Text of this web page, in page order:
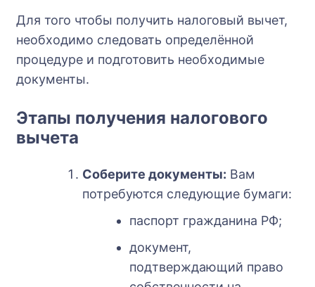
Для того чтобы получить налоговый вычет,
необходимо следовать определённой
процедуре и подготовить необходимые
документы.
Этапы получения налогового
вычета
Соберите документы: Вам
потребуются следующие бумаги:
паспорт гражданина РФ;
документ,
подтверждающий право